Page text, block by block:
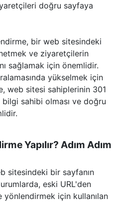
doğru sayfaya
bir web sitesindeki
ve ziyaretçilerin
sağlamak için önemlidir.
yükselmek için
web sitesi sahiplerinin 301
sahibi olması ve doğru
Yapılır? Adım Adım
sitesindeki bir sayfanın
eski URL'den
için kullanılan